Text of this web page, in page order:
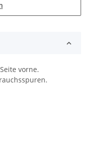
vorne.